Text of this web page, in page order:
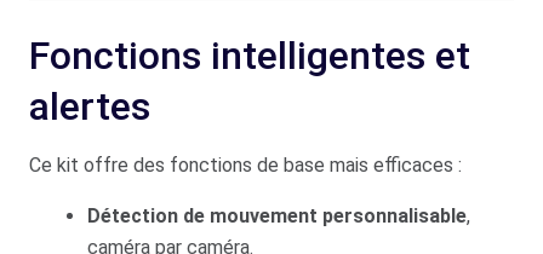
Fonctions intelligentes et
alertes
Ce kit offre des fonctions de base mais efficaces :
Détection de mouvement personnalisable,
caméra par caméra.